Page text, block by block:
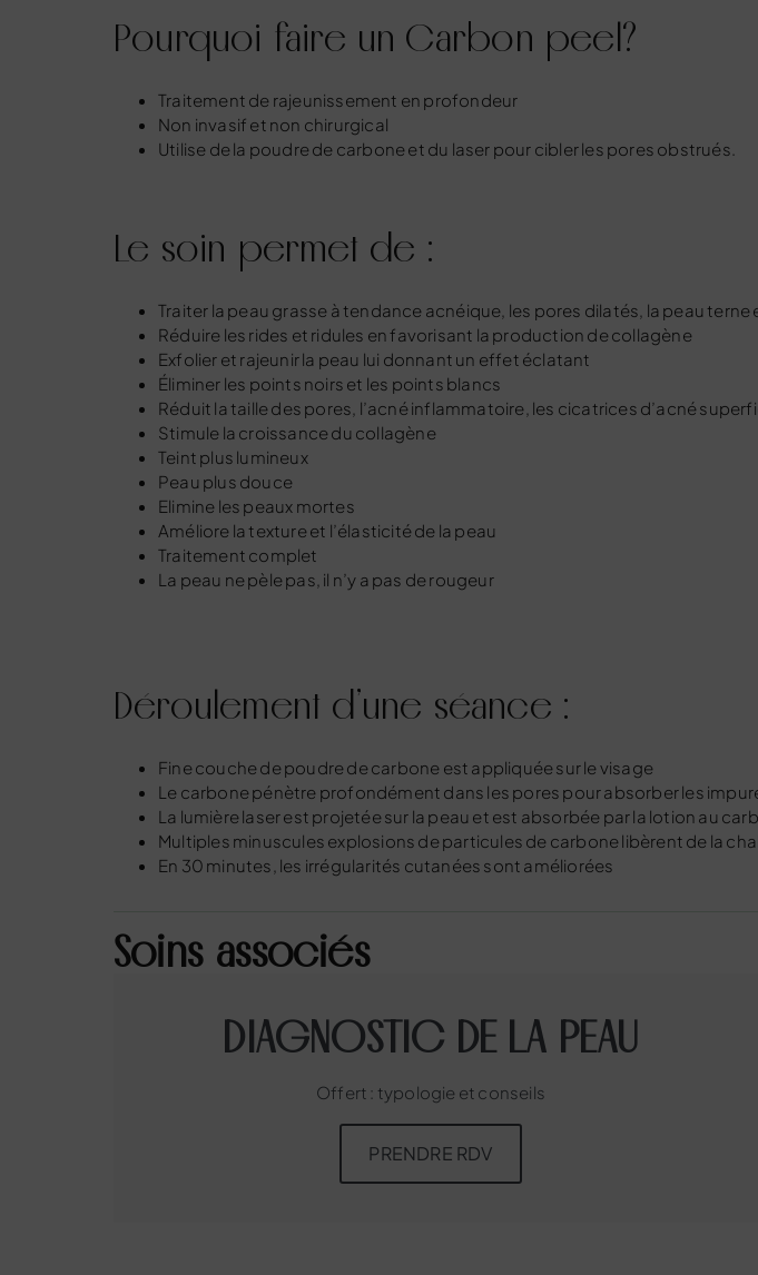
Pourquoi faire un Carbon peel?
Traitement de rajeunissement en profondeur
Non invasif et non chirurgical
Utilise de la poudre de carbone et du laser pour cibler les pores obstrués.
Le soin permet de :
Traiter la peau grasse à tendance acnéique, les pores dilatés, la peau terne
Réduire les rides et ridules en favorisant la production de collagène
Exfolier et rajeunir la peau lui donnant un effet éclatant
Éliminer les points noirs et les points blancs
Réduit la taille des pores, l’acné inflammatoire, les cicatrices d’acné
Stimule la croissance du collagène
Teint plus lumineux
Peau plus douce
Elimine les peaux mortes
Améliore la texture et l’élasticité de la peau
Traitement complet
La peau ne pèle pas, il n’y a pas de rougeur
Déroulement d’une séance :
Fine couche de poudre de carbone est appliquée sur le visage
Le carbone pénètre profondément dans les pores pour absorber les
La lumière laser est projetée sur la peau et est absorbée par la lotion au
Multiples minuscules explosions de particules de carbone libèrent de la
En 30 minutes, les irrégularités cutanées sont améliorées
Soins associés
DIAGNOSTIC DE LA PEAU
Offert : typologie et conseils
PRENDRE RDV